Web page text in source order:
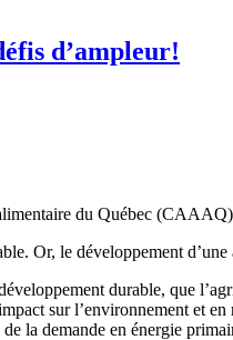
d’ampleur!
du Québec
Or, le développement
durable, que
sur l’environnement et
la demande en énergie